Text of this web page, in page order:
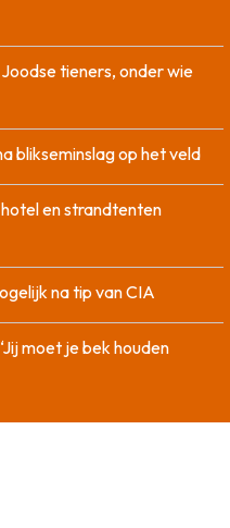
tieners, onder wie
blikseminslag op het veld
en strandtenten
na tip van CIA
moet je bek houden